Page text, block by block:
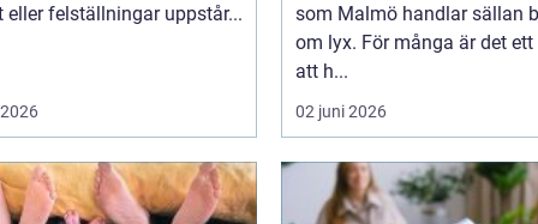
eller felställningar uppstår...
som Malmö handlar sällan
om lyx. För många är det
att h...
02 juni 2026